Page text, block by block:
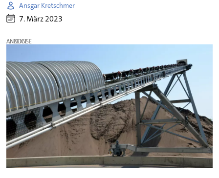
Ansgar Kretschmer
7. März 2023
ANZEIGE